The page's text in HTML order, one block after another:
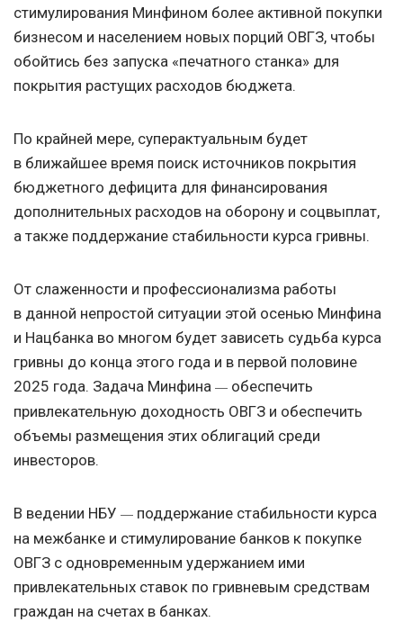
стимулирования Минфином более активной покупки
бизнесом и населением новых порций ОВГЗ, чтобы
обойтись без запуска «печатного станка» для
покрытия растущих расходов бюджета.
По крайней мере, суперактуальным будет
в ближайшее время поиск источников покрытия
бюджетного дефицита для финансирования
дополнительных расходов на оборону и соцвыплат,
а также поддержание стабильности курса гривны.
От слаженности и профессионализма работы
в данной непростой ситуации этой осенью Минфина
и Нацбанка во многом будет зависеть судьба курса
гривны до конца этого года и в первой половине
2025 года. Задача Минфина — обеспечить
привлекательную доходность ОВГЗ и обеспечить
объемы размещения этих облигаций среди
инвесторов.
В ведении НБУ — поддержание стабильности курса
на межбанке и стимулирование банков к покупке
ОВГЗ с одновременным удержанием ими
привлекательных ставок по гривневым средствам
граждан на счетах в банках.